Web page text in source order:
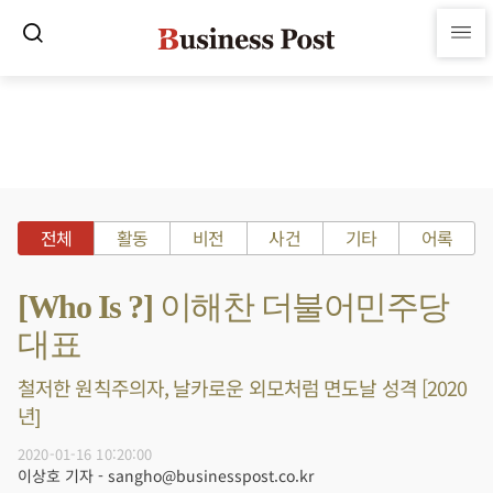
전체 활동 비전 사건 기타 어록
[Who Is ?] 이해찬 더불어민주당
대표
철저한 원칙주의자, 날카로운 외모처럼 면도날 성격 [2020
년]
2020-01-16 10:20:00
이상호 기자 - sangho@businesspost.co.kr